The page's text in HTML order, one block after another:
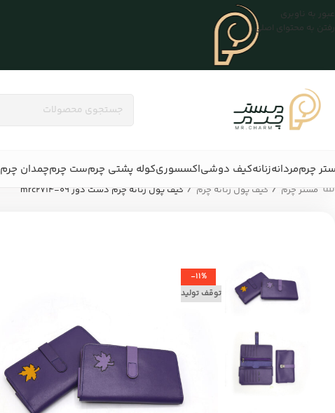
عبور به ناوبری
رفتن به محتوای اصلی
چرممردانهزنانهکیف دوشیاکسسوریکوله پشتی چرمست چرمچمدان چرم
مستر چرم / کیف پول زنانه چرم / کیف پول زنانه چرم دست دوز mrc2714-09
-11%
توقف تولید